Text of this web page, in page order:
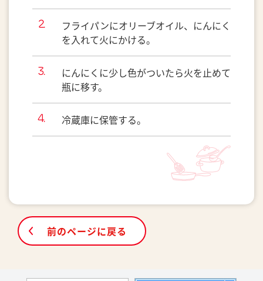
フライパンにオリーブオイル、にんにく
を入れて火にかける。
にんにくに少し色がついたら火を止めて
瓶に移す。
冷蔵庫に保管する。
前のページに戻る